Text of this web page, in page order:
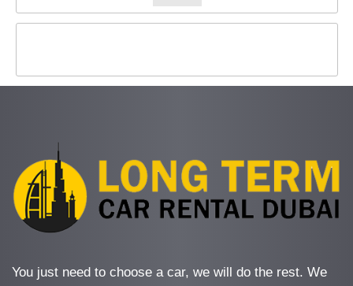
You just need to choose a car, we will do the rest. We